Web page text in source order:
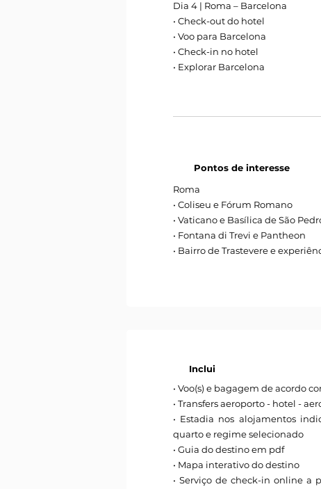
Dia 4 | Roma – Barcelona
• Check-out do hotel
• Voo para Barcelona
• Check-in no hotel
• Explorar Barcelona
Pontos de interesse
Roma
• Coliseu e Fórum Romano
• Vaticano e Basílica de São
• Fontana di Trevi e Pantheon
• Bairro de Trastevere e
Inclui
• Voo(s) e bagagem de acordo
• Transfers aeroporto - hotel -
• Estadia nos alojamentos
quarto e regime selecionado
• Guia do destino em pdf
• Mapa interativo do destino
• Serviço de check-in online a